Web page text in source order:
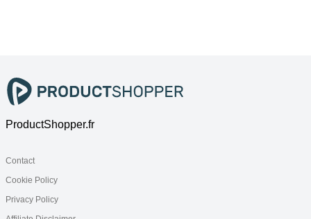
ProductShopper.fr
Contact
Cookie Policy
Privacy Policy